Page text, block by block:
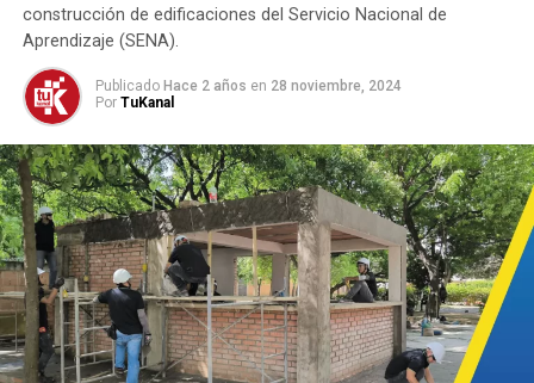
La Policía Metropolitana de Cúcuta reitera su
compromiso con la seguridad ciudadana y el bienestar
animal.
construcción de edificaciones del Servicio Nacional de
Aprendizaje (SENA).
Publicado Hace 2 años en 28 noviembre, 2024
Por TuKanal